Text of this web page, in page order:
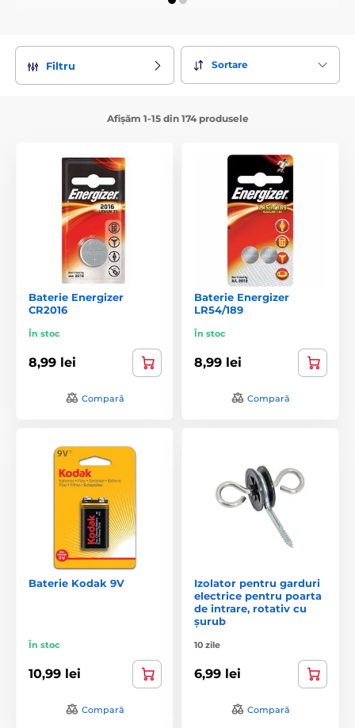
Filtru Sortare
Afișăm 1-15 din 174 produsele
Baterie Energizer
CR2016
În stoc
8,99 lei
Compară
Baterie Energizer
LR54/189
În stoc
8,99 lei
Compară
Baterie Kodak 9V
În stoc
10,99 lei
Compară
Izolator pentru garduri
electrice pentru poarta
de intrare, rotativ cu
șurub
10 zile
6,99 lei
Compară